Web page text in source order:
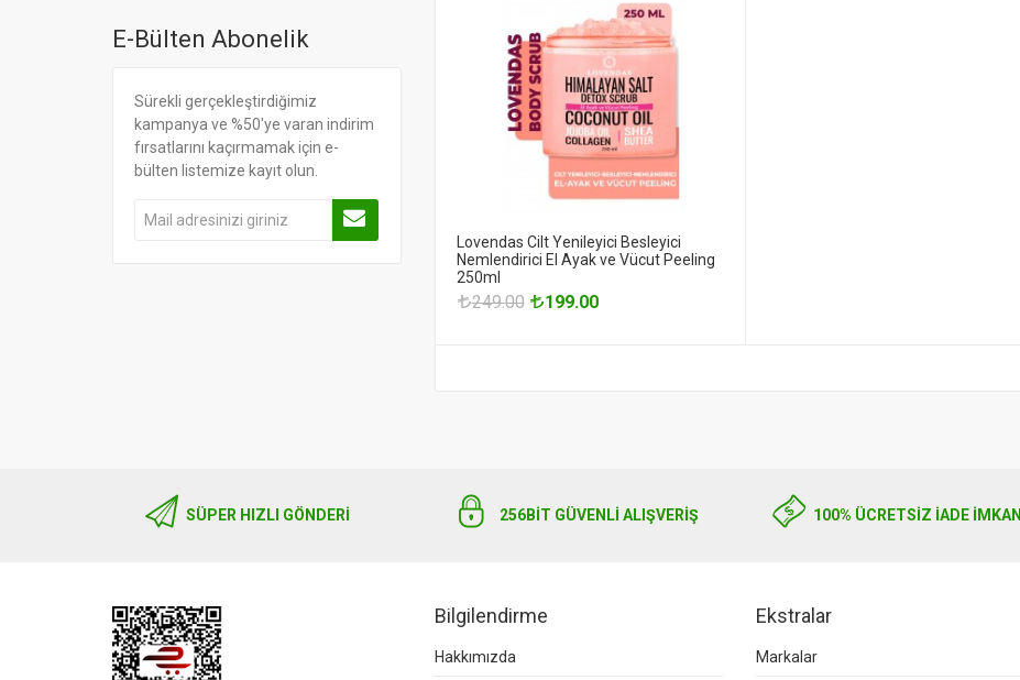
E-Bülten Abonelik
Sürekli gerçekleştirdiğimiz
kampanya ve %50'ye varan indirim
fırsatlarını kaçırmamak için e-
bülten listemize kayıt olun.
Lovendas Cilt Yenileyici Besleyici
Nemlendirici El Ayak ve Vücut Peeling
250ml
249.00 199.00
SÜPER HIZLI GÖNDERI 256BIT GÜVENLİ ALIŞVERİŞ 100% ÜCRETSİZ İADE İMKANI
Bilgilendirme
Hakkımızda
Ekstralar
Markalar